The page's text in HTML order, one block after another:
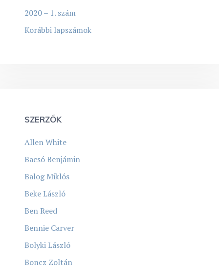
2020 – 1. szám
Korábbi lapszámok
SZERZŐK
Allen White
Bacsó Benjámin
Balog Miklós
Beke László
Ben Reed
Bennie Carver
Bolyki László
Boncz Zoltán